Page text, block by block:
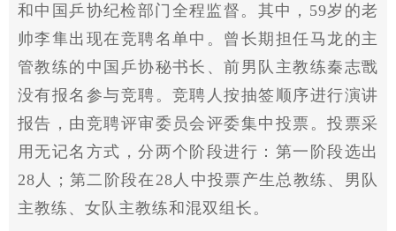
和中国乒协纪检部门全程监督。其中，59岁的老
帅李隼出现在竞聘名单中。曾长期担任马龙的主
管教练的中国乒协秘书长、前男队主教练秦志戬
没有报名参与竞聘。竞聘人按抽签顺序进行演讲
报告，由竞聘评审委员会评委集中投票。投票采
用无记名方式，分两个阶段进行：第一阶段选出
28人；第二阶段在28人中投票产生总教练、男队
主教练、女队主教练和混双组长。